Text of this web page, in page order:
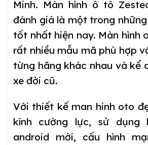
Minh. Màn hình ô tô
đánh giá là một trong
tốt nhất hiện nay. Màn hình
rất nhiều mẫu mã phù hợp
từng hãng khác nhau và kể
xe đời cũ.
Với thiết kế man hinh oto
kính cường lực, sử dụng
android mới, cấu hình